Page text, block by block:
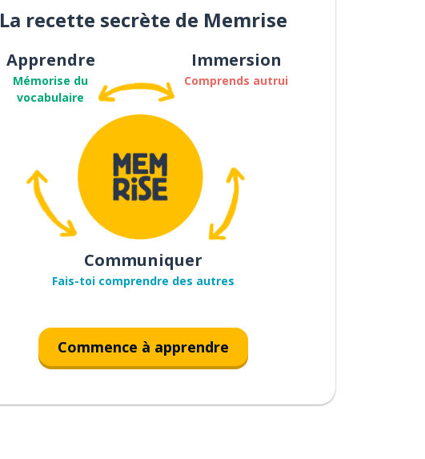
La recette secrète de Memrise
Apprendre
Mémorise du
vocabulaire
Immersion
Comprends autrui
Communiquer
Fais-toi comprendre des autres
Commence à apprendre